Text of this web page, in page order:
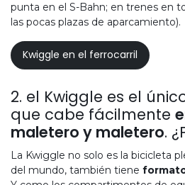
punta en el S-Bahn; en trenes en
las pocas plazas de aparcamiento).
Kwiggle en el ferrocarril
2. el Kwiggle es el
que cabe fácilmente
maletero y maletero.
La Kwiggle no solo es la bicicleta
del mundo, también tiene